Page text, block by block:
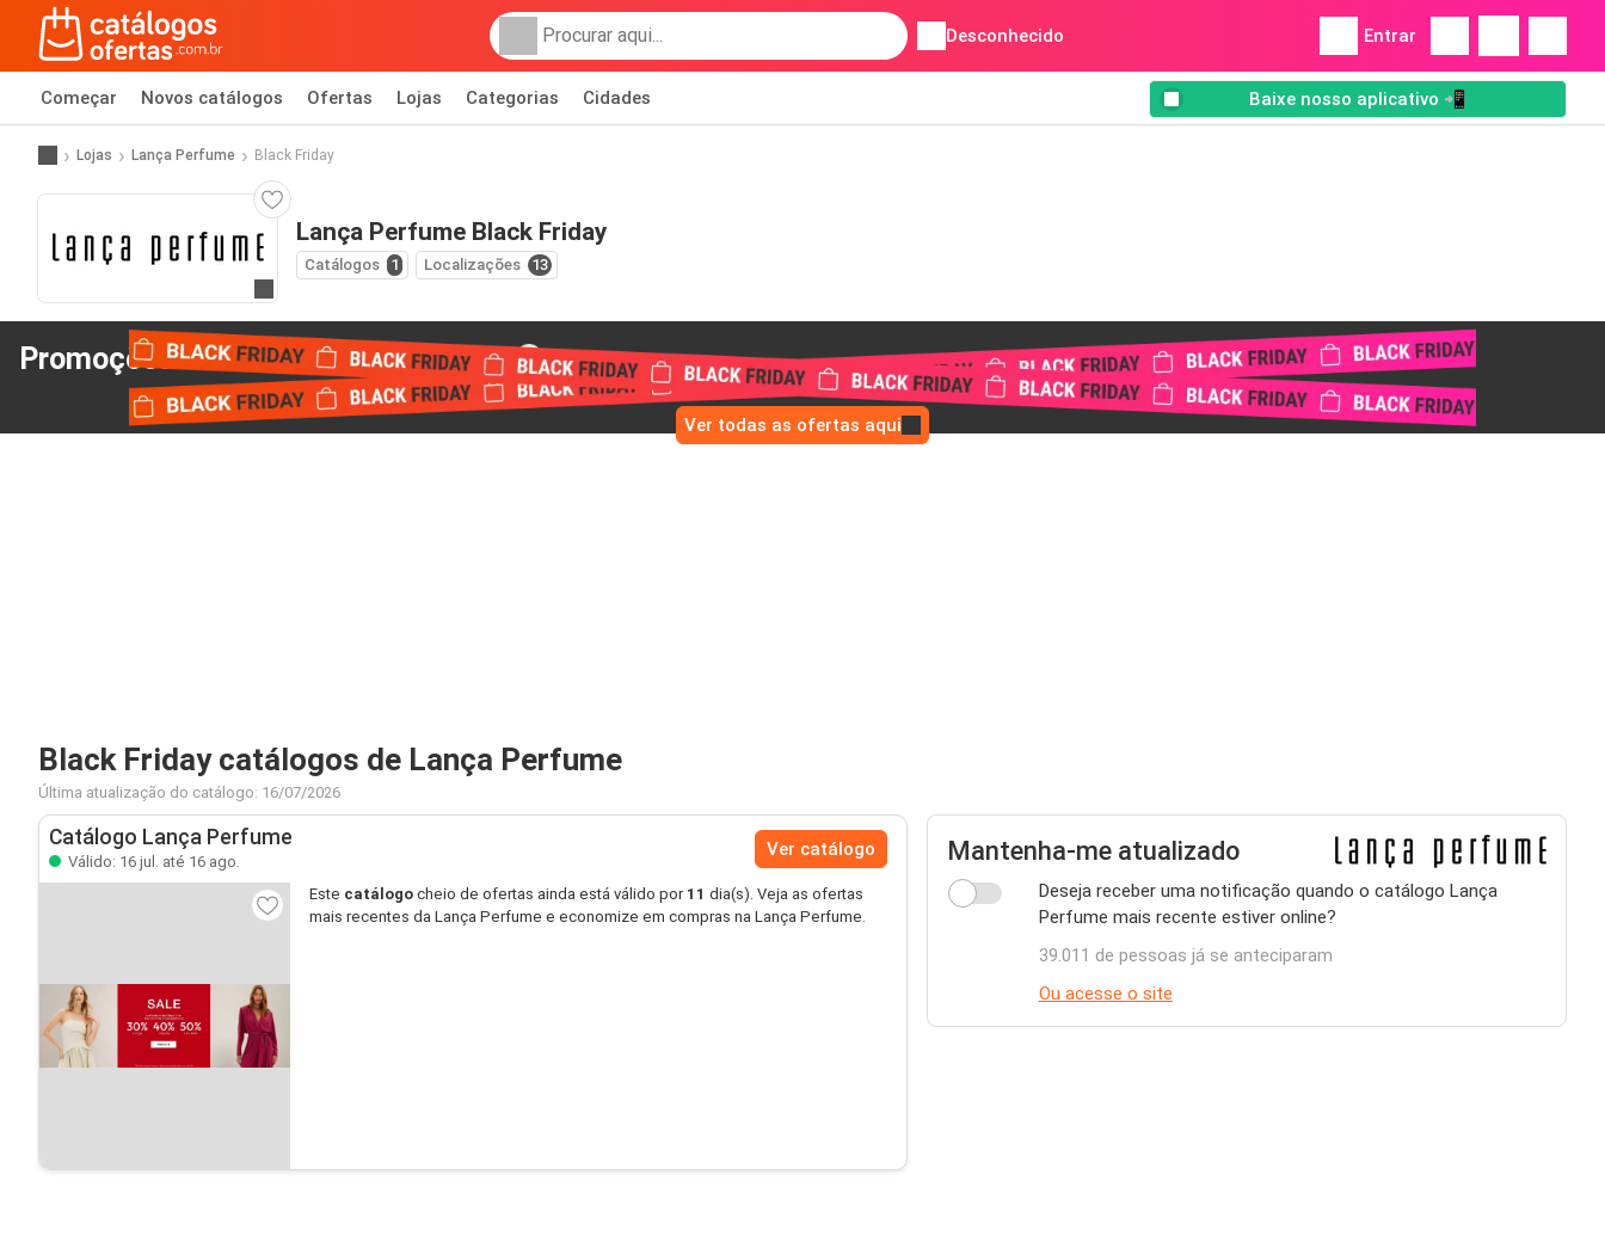
Desconhecido Entrar
Começar Novos catálogos Ofertas Lojas Categorias Cidades Baixe nosso aplicativo 📲
Lojas Lança Perfume Black Friday
Lança Perfume Black Friday
Catálogos 1 Localizações 13
Promoções Black Fridayde Lança Perfume
Ver todas as ofertas aqui
Black Friday catálogos de Lança Perfume
Última atualização do catálogo: 16/07/2026
Catálogo Lança Perfume
Válido: 16 jul. até 16 ago.
Ver catálogo
Este catálogo cheio de ofertas ainda está válido por 11 dia(s). Veja as ofertas
mais recentes da Lança Perfume e economize em compras na Lança Perfume.
Mantenha-me atualizado
Deseja receber uma notificação quando o catálogo Lança
Perfume mais recente estiver online?
39.011 de pessoas já se anteciparam
Ou acesse o site